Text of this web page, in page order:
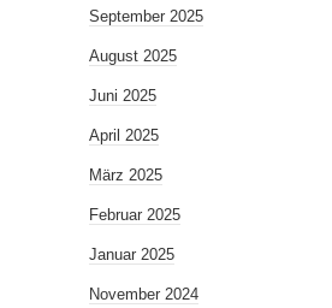
September 2025
August 2025
Juni 2025
April 2025
März 2025
Februar 2025
Januar 2025
November 2024